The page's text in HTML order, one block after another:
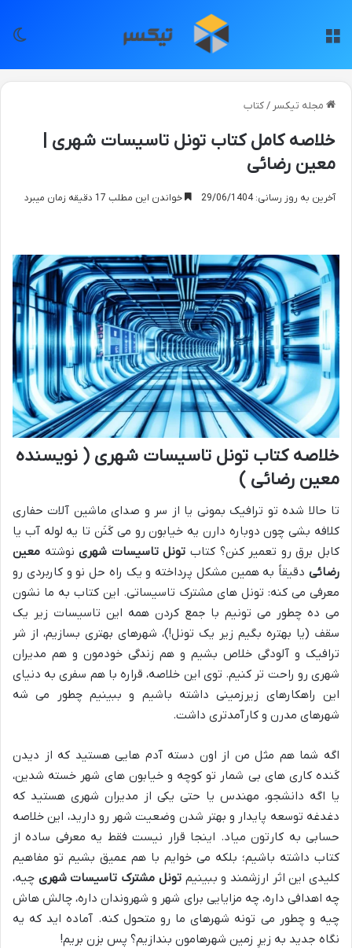
مجله تیکسر /کتاب
خلاصه کامل کتاب تونل تاسیسات شهری |
معین رضائی
آخرین به روز رسانی: 29/06/1404 خواندن این مطلب 17 دقیقه زمان میبرد
خلاصه کتاب تونل تاسیسات شهری ( نویسنده
معین رضائی )
تا حالا شده تو ترافیک بمونی یا از سر و صدای ماشین آلات حفاری
کلافه بشی چون دوباره دارن یه خیابون رو می کَنَن تا یه لوله آب یا
کابل برق رو تعمیر کنن؟ کتاب تونل تاسیسات شهرینوشته معین
رضائی دقیقاً به همین مشکل پرداخته و یک راه حل نو و کاربردی رو
معرفی می کنه: تونل های مشترک تاسیساتی. این کتاب به ما نشون
می ده چطور می تونیم با جمع کردن همه این تاسیسات زیر یک
سقف (یا بهتره بگیم زیر یک تونل!)، شهرهای بهتری بسازیم، از شر
ترافیک و آلودگی خلاص بشیم و هم زندگی خودمون و هم مدیران
شهری رو راحت تر کنیم. توی این خلاصه، قراره با هم سفری به دنیای
این راهکارهای زیرزمینی داشته باشیم و ببینیم چطور می شه
شهرهای مدرن و کارآمدتری داشت.
اگه شما هم مثل من از اون دسته آدم هایی هستید که از دیدن
کَنده کاری های بی شمار تو کوچه و خیابون های شهر خسته شدین،
یا اگه دانشجو، مهندس یا حتی یکی از مدیران شهری هستید که
دغدغه توسعه پایدار و بهتر شدن وضعیت شهر رو دارید، این خلاصه
حسابی به کارتون میاد. اینجا قرار نیست فقط یه معرفی ساده از
کتاب داشته باشیم؛ بلکه می خوایم با هم عمیق بشیم تو مفاهیم
کلیدی این اثر ارزشمند و ببینیمتونل مشترک تاسیسات شهری چیه،
چه اهدافی داره، چه مزایایی برای شهر و شهروندان داره، چالش هاش
چیه و چطور می تونه شهرهای ما رو متحول کنه. آماده اید که یه
نگاه جدید به زیرِ زمین شهرهامون بندازیم؟ پس بزن بریم!